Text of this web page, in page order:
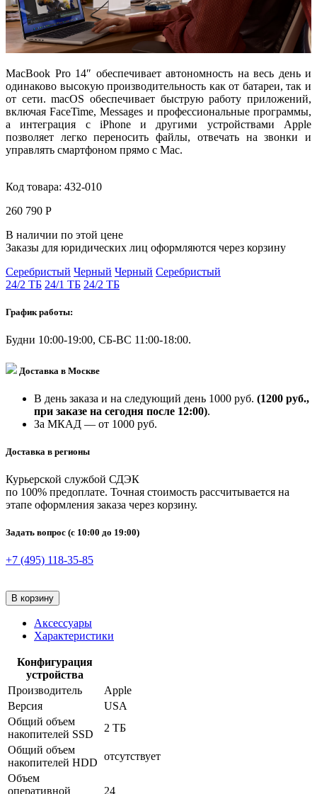
MacBook Pro 14″ обеспечивает автономность на весь деньи
одинаково высокую производительность как от батареи, так и
от сети. macOS обеспечивает быструю работу приложений,
включая FaceTime, Messages и профессиональные программы,
а интеграция с iPhone и другими устройствами Apple
позволяет легко переносить файлы, отвечать на звонки и
управлять смартфоном прямо с Mac.
Код товара: 432-010
260 790 Р
В наличии по этой цене
Заказы для юридических лиц оформляются через корзину
Серебристый Черный Черный Серебристый
24/2 ТБ 24/1 ТБ 24/2 ТБ
График работы:
Будни 10:00-19:00, СБ-ВС 11:00-18:00.
Доставка в Москве
В день заказа и на следующий день 1000 руб. (1200 руб.,
при заказе на сегодня после 12:00).
За МКАД — от 1000 руб.
Доставка в регионы
Курьерской службой СДЭК
по 100% предоплате. Точная стоимость рассчитывается на
этапе оформления заказа через корзину.
Задать вопрос (с 10:00 до 19:00)
+7 (495) 118-35-85
В корзину
Аксессуары
Характеристики
Конфигурация
устройства
Производитель
Apple
Версия
USA
Общий объем
накопителей SSD
2 ТБ
Общий объем
накопителей HDD
отсутствует
Объем
оперативной
24